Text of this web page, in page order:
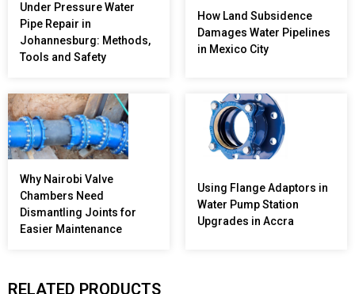
Under Pressure Water
Pipe Repair in
Johannesburg: Methods,
Tools and Safety
How Land Subsidence
Damages Water Pipelines
in Mexico City
Why Nairobi Valve
Chambers Need
Dismantling Joints for
Easier Maintenance
Using Flange Adaptors in
Water Pump Station
Upgrades in Accra
RELATED PRODUCTS